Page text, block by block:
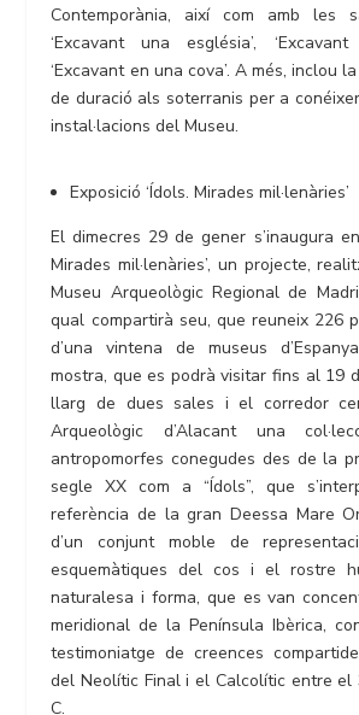
Contemporània, així com amb les
‘Excavant una església’,
‘Excavant en una cova’. A més, inclou
de duració als soterranis per a
instal·lacions del Museu.
Exposició ‘Ídols. Mirades mil·lenàries’
El dimecres 29 de gener s’inaugura
Mirades mil·lenàries’, un projecte,
Museu Arqueològic Regional de
qual compartirà seu, que reuneix 226
d’una vintena de museus
mostra, que es podrà visitar fins al 19
llarg de dues sales i el corredor
Arqueològic d’Alacant una
antropomorfes conegudes des de la
segle XX com a “Ídols”, que
referència de la gran Deessa Mare
d’un conjunt moble de
esquemàtiques del cos i el rostre
naturalesa i forma, que es van
meridional de la Península Ibèrica,
testimoniatge de creences
del Neolític Final i el Calcolític entre el
C.